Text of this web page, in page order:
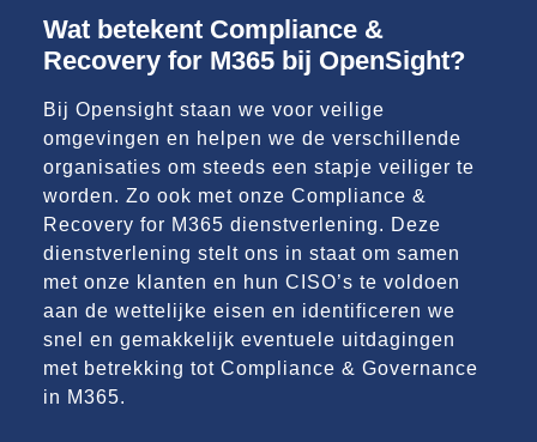
Wat betekent Compliance &
Recovery for M365 bij OpenSight?
Bij Opensight staan we voor veilige
omgevingen en helpen we de verschillende
organisaties om steeds een stapje veiliger te
worden. Zo ook met onze Compliance &
Recovery for M365 dienstverlening. Deze
dienstverlening stelt ons in staat om samen
met onze klanten en hun CISO’s te voldoen
aan de wettelijke eisen en identificeren we
snel en gemakkelijk eventuele uitdagingen
met betrekking tot Compliance & Governance
in M365.